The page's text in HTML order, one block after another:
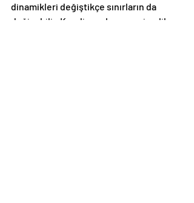
dinamikleri değiştikçe sınırların da
değişebilir. Kendi sınırlarını periyodik